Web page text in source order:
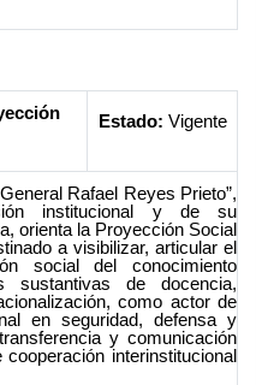
Estado: Vigente
Rafael Reyes Prieto”,
institucional y de su
orienta la Proyección Social
a visibilizar, articular el
social del conocimiento
sustantivas de docencia,
como actor de
en seguridad, defensa y
y comunicación
interinstitucional